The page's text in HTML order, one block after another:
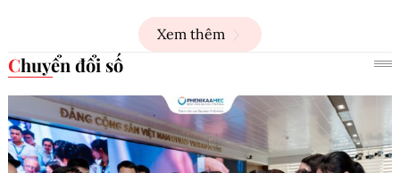
Xem thêm
Chuyển đổi số